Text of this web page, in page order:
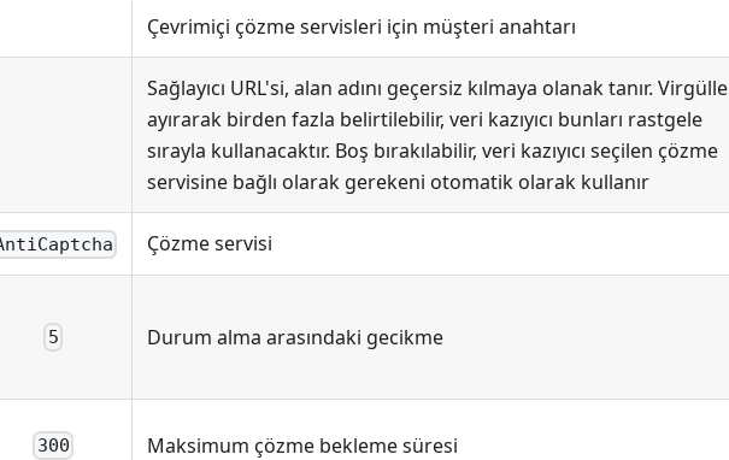
Çevrimiçi çözme servisleri için müşteri anahtarı
Sağlayıcı URL'si, alan adını geçersiz kılmaya olanak tanır. Virgülle
ayırarak birden fazla belirtilebilir, veri kazıyıcı bunları rastgele
sırayla kullanacaktır. Boş bırakılabilir, veri kazıyıcı seçilen çözme
servisine bağlı olarak gerekeni otomatik olarak kullanır
Çözme servisi
5 Durum alma arasındaki gecikme
300 Maksimum çözme bekleme süresi